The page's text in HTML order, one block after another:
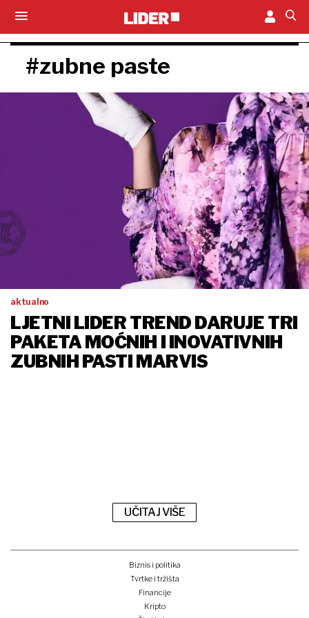
#zubne paste
aktualno
LJETNI LIDER TREND DARUJE TRI
PAKETA MOĆNIH I INOVATIVNIH
ZUBNIH PASTI MARVIS
UČITAJ VIŠE
Biznis i politika
Tvrtke i tržišta
Financije
Kripto